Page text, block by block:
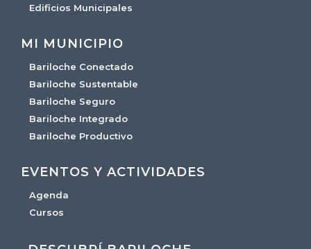
Edificios Municipales
MI MUNICIPIO
Bariloche Conectado
Bariloche Sustentable
Bariloche Seguro
Bariloche Integrado
Bariloche Productivo
EVENTOS Y ACTIVIDADES
Agenda
Cursos